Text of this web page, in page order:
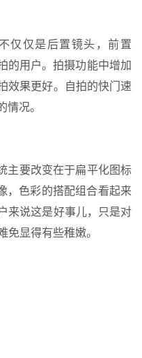
仅仅是后置镜头，前置
的用户。拍摄功能中增加
效果更好。自拍的快门速
情况。
主要改变在于扁平化图标
，色彩的搭配组合看起来
来说这是好事儿，只是对
免显得有些稚嫩。